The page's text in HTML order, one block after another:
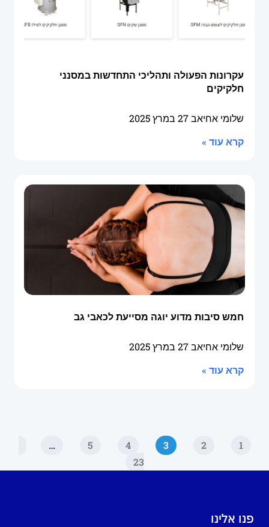
עקרונות הפעולה ותהליכי התחדשות במסנני
חלקיקים
שלומי אחיאב27 במרץ 2025
קרא עוד »
חמש סיבות מדוע יוגה מסייעת לכאבי גב
שלומי אחיאב27 במרץ 2025
קרא עוד »
1
2
3
4
5
…
23
פנו אלינו